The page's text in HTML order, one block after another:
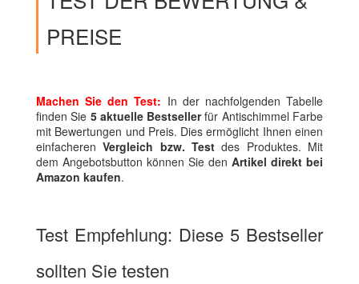
PREISE
Machen Sie den Test: In der nachfolgenden Tabelle
finden Sie 5 aktuelle Bestsellerfür Antischimmel Farbe
mit Bewertungen und Preis. Dies ermöglicht Ihnen einen
einfacherenVergleich bzw. Test des Produktes. Mit
dem Angebotsbutton können Sie den Artikel direkt bei
Amazon kaufen.
Test Empfehlung: Diese 5 Bestseller
sollten Sie testen